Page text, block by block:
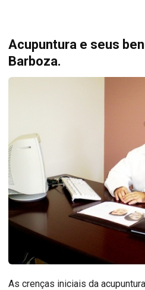
Acupuntura e seus
Barboza.
As crenças iniciais da